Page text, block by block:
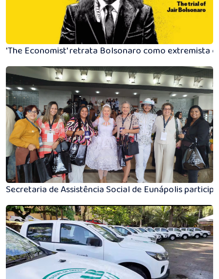
'The Economist' retrata Bolsonaro como extremista
Secretaria de Assistência Social de Eunápolis